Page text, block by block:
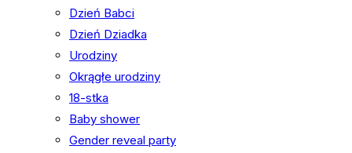
Dzień Babci
Dzień Dziadka
Urodziny
Okrągłe urodziny
18-stka
Baby shower
Gender reveal party